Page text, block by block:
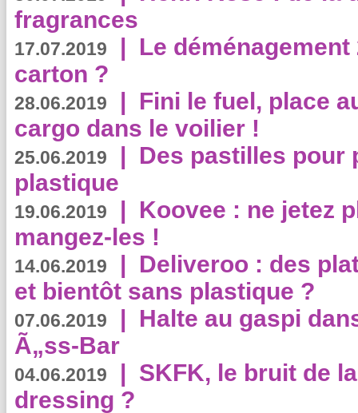
fragrances
17.07.2019 | Le
carton ?
28.06.2019 | Fini le fuel, place
cargo dans le voilier !
25.06.2019 | Des pastilles pour
plastique
19.06.2019 | Koovee : ne jetez
mangez-les !
14.06.2019 | Deliveroo : des
et bientôt sans plastique ?
07.06.2019 | Halte au gaspi
Ã„ss-Bar
04.06.2019 | SKFK, le bruit de
dressing ?